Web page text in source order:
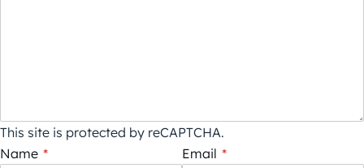
This site is protected by reCAPTCHA.
Name * Email *